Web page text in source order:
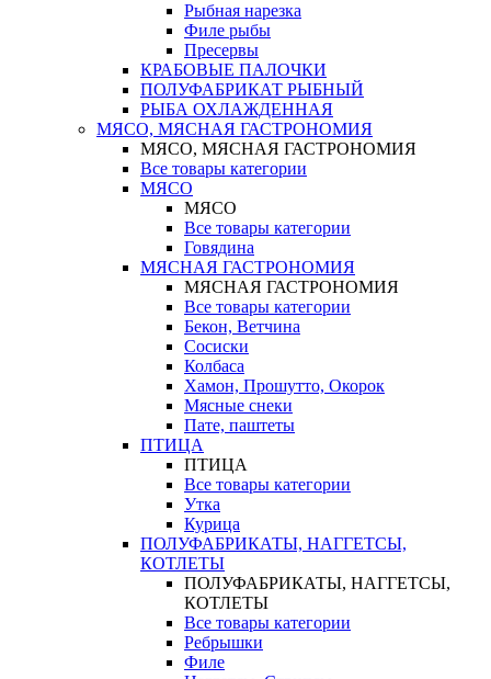
Рыбная нарезка
Филе рыбы
Пресервы
КРАБОВЫЕ ПАЛОЧКИ
ПОЛУФАБРИКАТ РЫБНЫЙ
РЫБА ОХЛАЖДЕННАЯ
МЯСО, МЯСНАЯ ГАСТРОНОМИЯ
МЯСО, МЯСНАЯ ГАСТРОНОМИЯ
Все товары категории
МЯСО
МЯСО
Все товары категории
Говядина
МЯСНАЯ ГАСТРОНОМИЯ
МЯСНАЯ ГАСТРОНОМИЯ
Все товары категории
Бекон, Ветчина
Сосиски
Колбаса
Хамон, Прошутто, Окорок
Мясные снеки
Пате, паштеты
ПТИЦА
ПТИЦА
Все товары категории
Утка
Курица
ПОЛУФАБРИКАТЫ, НАГГЕТСЫ,
КОТЛЕТЫ
ПОЛУФАБРИКАТЫ, НАГГЕТСЫ,
КОТЛЕТЫ
Все товары категории
Ребрышки
Филе